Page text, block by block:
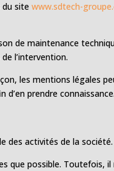
du sitewww.sdtech-
de maintenance
l’intervention.
les mentions légales
d’en prendre connaissance.
des activités de la société.
que possible. Toutefois,